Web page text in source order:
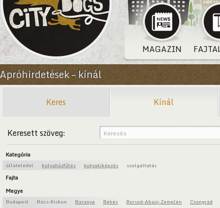
MAGAZIN
Apróhirdetések – kínál
Keres Kínál
Keresett szöveg:
Kategória
állateledel kutyaházfűtés kutyakiképzés szolgaltatás
Fajta
Megye
Budapest Bács-Kiskun Baranya Békés Borsod-Abaúj-Zemplén
Csongrád